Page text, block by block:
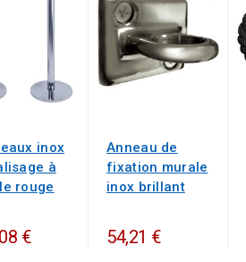
inox
à
rouge
€
Anneau de
fixation murale
inox brillant
54,21 €